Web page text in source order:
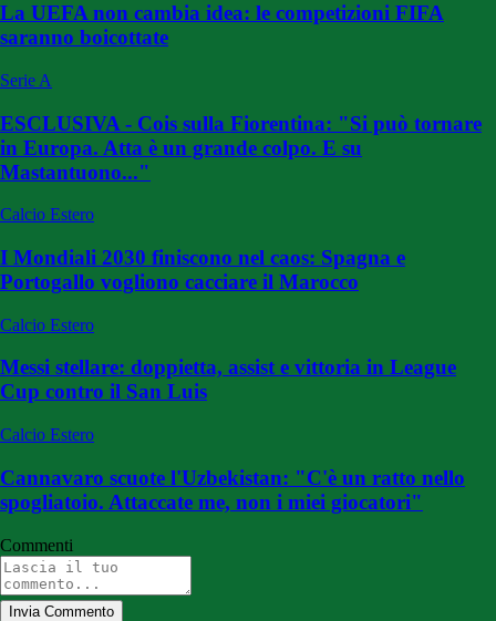
La UEFA non cambia idea: le competizioni FIFA
saranno boicottate
Serie A
ESCLUSIVA - Cois sulla Fiorentina: "Si può tornare
in Europa. Atta è un grande colpo. E su
Mastantuono..."
Calcio Estero
I Mondiali 2030 finiscono nel caos: Spagna e
Portogallo vogliono cacciare il Marocco
Calcio Estero
Messi stellare: doppietta, assist e vittoria in League
Cup contro il San Luis
Calcio Estero
Cannavaro scuote l'Uzbekistan: "C'è un ratto nello
spogliatoio. Attaccate me, non i miei giocatori"
Commenti
Invia Commento